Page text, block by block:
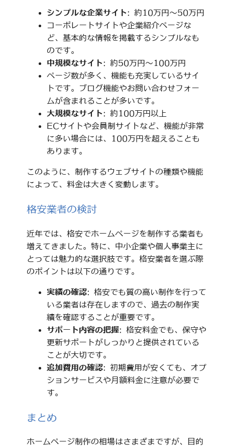
シンプルな企業サイト: 約10万円～50万円
コーポレートサイトや企業紹介ページな
ど、基本的な情報を掲載するシンプルなも
のです。
中規模なサイト: 約50万円～100万円
ページ数が多く、機能も充実しているサイ
トです。ブログ機能やお問い合わせフォー
ムが含まれることが多いです。
大規模なサイト: 約100万円以上
ECサイトや会員制サイトなど、機能が非常
に多い場合には、100万円を超えることも
あります。
このように、制作するウェブサイトの種類や機能
によって、料金は大きく変動します。
格安業者の検討
近年では、格安でホームページを制作する業者も
増えてきました。特に、中小企業や個人事業主に
とっては魅力的な選択肢です。格安業者を選ぶ際
のポイントは以下の通りです。
実績の確認: 格安でも質の高い制作を行って
いる業者は存在しますので、過去の制作実
績を確認することが重要です。
サポート内容の把握: 格安料金でも、保守や
更新サポートがしっかりと提供されている
ことが大切です。
追加費用の確認: 初期費用が安くても、オプ
ションサービスや月額料金に注意が必要で
す。
まとめ
ホームページ制作の相場はさまざまですが、目的